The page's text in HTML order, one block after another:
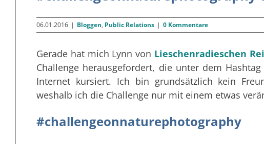
06.01.2016 | Bloggen, Public Relations | 0 Kommentare
Gerade hat mich Lynn von Lieschenradieschen
Challenge herausgefordert, die unter dem Hashtag
Internet kursiert. Ich bin grundsätzlich kein
weshalb ich die Challenge nur mit einem etwas
#‪‎challengeonnaturephotography